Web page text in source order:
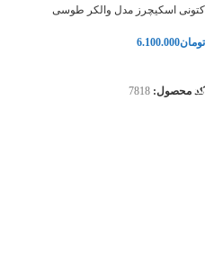
کتونی اسکیچرز مدل والکر طوسی
تومان6.100.000
کد محصول: 7818